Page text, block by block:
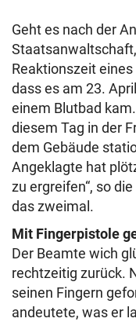
Geht es nach der
Reaktionszeit
dass es am 23.
einem Blutbad
diesem Tag in der
dem Gebäude
Angeklagte hat
zu ergreifen“, so
das zweimal.
Mit Fingerpistole
Der Beamte wich
rechtzeitig zurück.
seinen Fingern
andeutete, was er